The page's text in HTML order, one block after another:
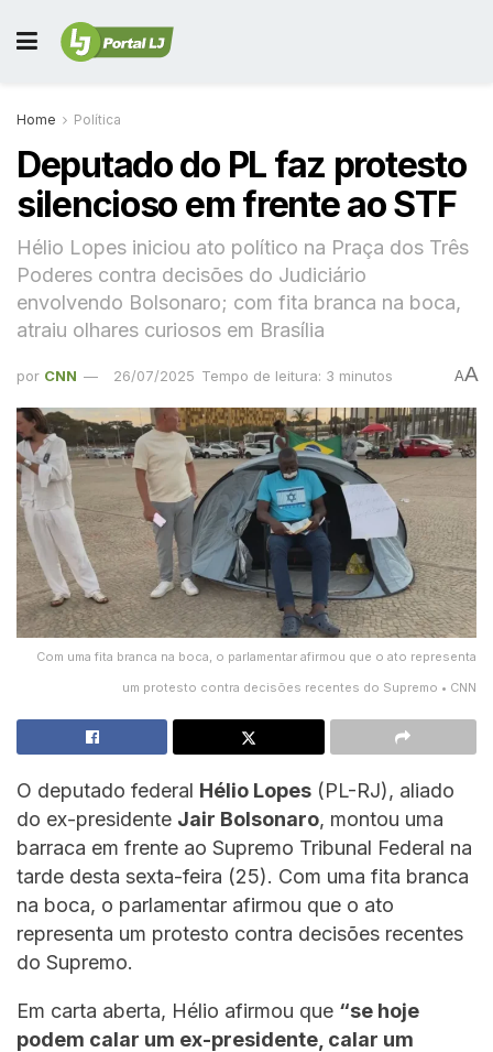
Home Política
Deputado do PL faz protesto
silencioso em frente ao STF
Hélio Lopes iniciou ato político na Praça dos Três
Poderes contra decisões do Judiciário
envolvendo Bolsonaro; com fita branca na boca,
atraiu olhares curiosos em Brasília
por CNN 26/07/2025 Tempo de leitura: 3 minutos AA
Com uma fita branca na boca, o parlamentar afirmou que o ato representa
um protesto contra decisões recentes do Supremo • CNN
O deputado federal Hélio Lopes (PL-RJ), aliado
do ex-presidente Jair Bolsonaro, montou uma
barraca em frente ao Supremo Tribunal Federal na
tarde desta sexta-feira (25). Com uma fita branca
na boca, o parlamentar afirmou que o ato
representa um protesto contra decisões recentes
do Supremo.
Em carta aberta, Hélio afirmou que “se hoje
podem calar um ex-presidente, calar um